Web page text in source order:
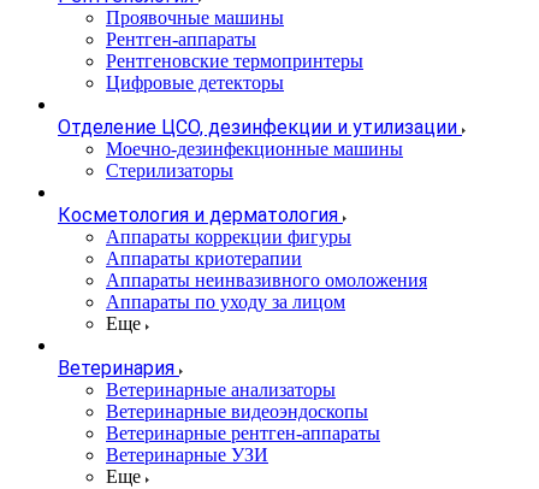
Проявочные машины
Рентген-аппараты
Рентгеновские термопринтеры
Цифровые детекторы
Отделение ЦСО, дезинфекции и утилизации
Моечно-дезинфекционные машины
Стерилизаторы
Косметология и дерматология
Аппараты коррекции фигуры
Аппараты криотерапии
Аппараты неинвазивного омоложения
Аппараты по уходу за лицом
Еще
Ветеринария
Ветеринарные анализаторы
Ветеринарные видеоэндоскопы
Ветеринарные рентген-аппараты
Ветеринарные УЗИ
Еще